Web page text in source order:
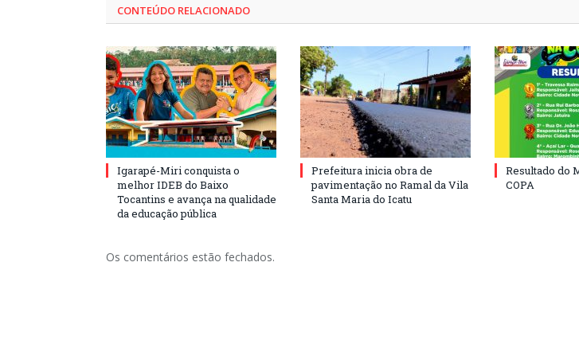
CONTEÚDO RELACIONADO
Igarapé-Miri conquista o
melhor IDEB do Baixo
Tocantins e avança na qualidade
da educação pública
Prefeitura inicia obra de
pavimentação no Ramal da Vila
Santa Maria do Icatu
Resultado do
COPA
Os comentários estão fechados.